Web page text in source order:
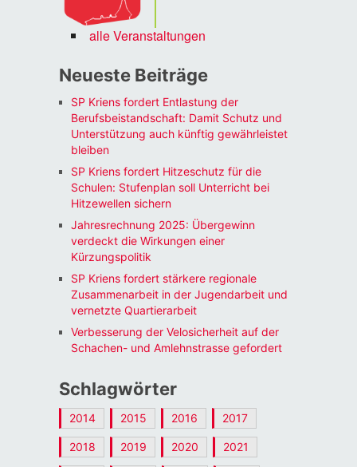
alle Veranstaltungen
Neueste Beiträge
SP Kriens fordert Entlastung der
Berufsbeistandschaft: Damit Schutz und
Unterstützung auch künftig gewährleistet
bleiben
SP Kriens fordert Hitzeschutz für die
Schulen: Stufenplan soll Unterricht bei
Hitzewellen sichern
Jahresrechnung 2025: Übergewinn
verdeckt die Wirkungen einer
Kürzungspolitik
SP Kriens fordert stärkere regionale
Zusammenarbeit in der Jugendarbeit und
vernetzte Quartierarbeit
Verbesserung der Velosicherheit auf der
Schachen- und Amlehnstrasse gefordert
Schlagwörter
2014 2015 2016 2017
2018 2019 2020 2021